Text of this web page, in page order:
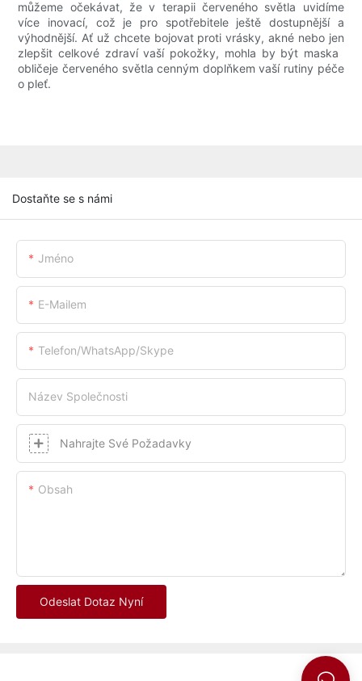
můžeme očekávat, že v terapii červeného světla uvidíme
více inovací, což je pro spotřebitele ještě dostupnější a
výhodnější. Ať už chcete bojovat proti vrásky, akné nebo jen
zlepšit celkové zdraví vaší pokožky, mohla by být maska ​​
obličeje červeného světla cenným doplňkem vaší rutiny péče
o pleť.
Dostaňte se s námi
Jméno
E-Mailem
Telefon/whatsApp/skype
Název Společnosti
Nahrajte Své Požadavky
Obsah
Odeslat Dotaz Nyní